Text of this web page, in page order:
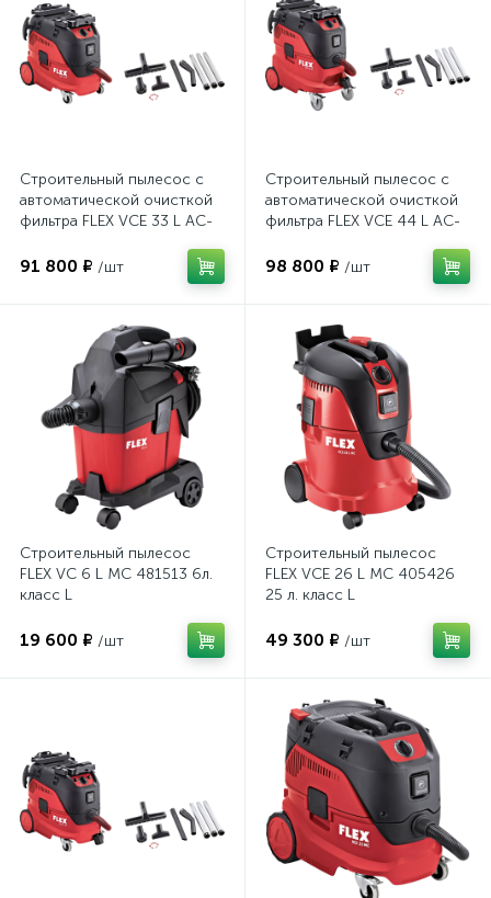
Строительный пылесос с
автоматической очисткой
фильтра FLEX VCE 33 L AC-
91 800 ₽ /шт
Строительный пылесос с
автоматической очисткой
фильтра FLEX VCE 44 L AC-
98 800 ₽ /шт
Строительный пылесос
FLEX VC 6 L MC 481513 6л.
класс L
19 600 ₽ /шт
Строительный пылесос
FLEX VCE 26 L MC 405426
25 л. класс L
49 300 ₽ /шт